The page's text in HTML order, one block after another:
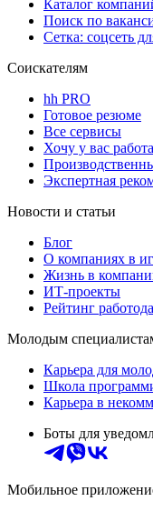
Каталог
Поиск по
Сетка: соцсеть
Соискателям
hh PRO
Готовое резюме
Все сервисы
Хочу у вас
Экспертная
Новости и статьи
Блог
О компаниях в
Жизнь в
ИТ-проекты
Рейтинг
Молодым
Карьера для
Школа
Карьера в
Боты для
Мобильное